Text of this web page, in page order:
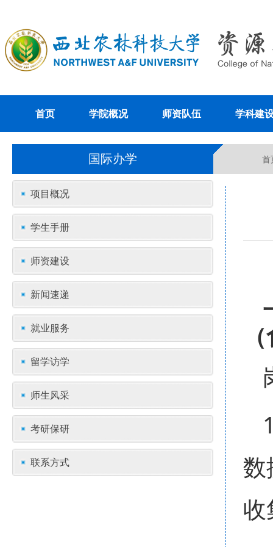
首页 学院概况 师资队伍 学科建
国际办学 首
项目概况
学生手册
师资建设
新闻速递
就业服务
留学访学
师生风采
考研保研
联系方式
数